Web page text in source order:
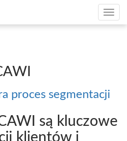
proces segmentacji
są kluczowe
klientów i